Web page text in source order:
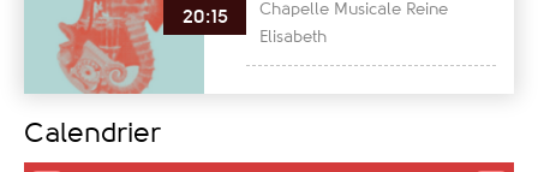
20:15
Chapelle Musicale Reine
Elisabeth
Calendrier